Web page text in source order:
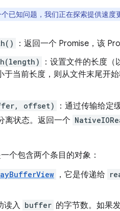
已知问题，我们正在探索提供速度
：返回一个 Promise，该
：设置文件的长度
于当前长度，则从文件末尾开
offset)
：通过传输给定
离状态。返回一个
个包含两个条目的对象：
，它是传递给
读入 buffer 的字节数。如果